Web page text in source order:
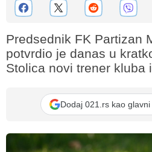
Predsednik FK Partizan
potvrdio je danas u
Stolica novi trener kluba
Dodaj 021.rs kao